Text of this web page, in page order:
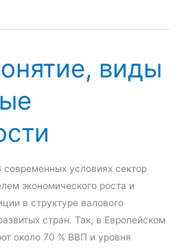
виды
условиях сектор
экономического роста и
в структуре валового
стран. Так, в Европейском
около 70 % ВВП и уровня